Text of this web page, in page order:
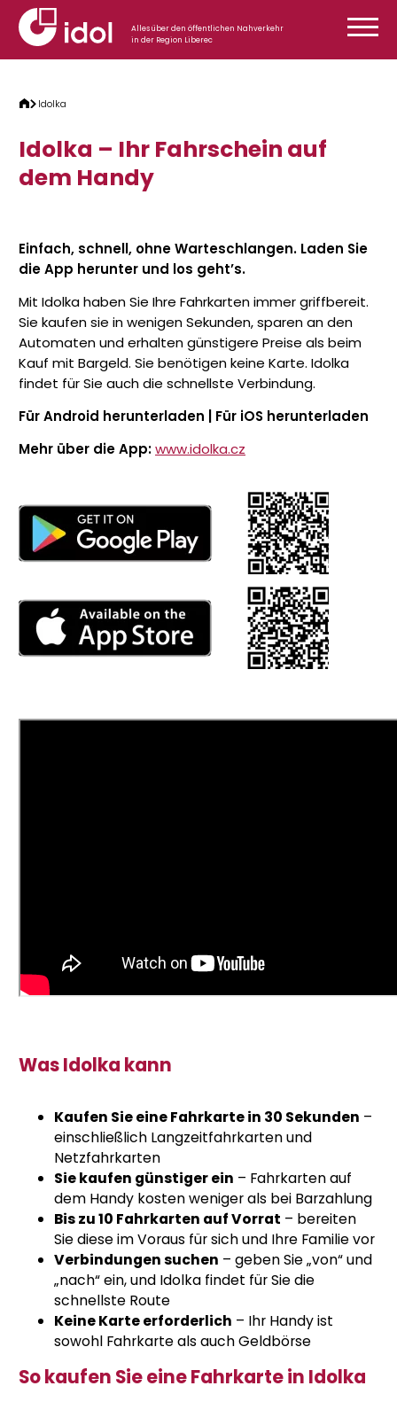
Zum Inhalt springen
Alles über den öffentlichen Nahverkehr
in der Region Liberec
Idolka
Idolka – Ihr Fahrschein auf
dem Handy
Einfach, schnell, ohne Warteschlangen. Laden Sie
die App herunter und los geht’s.
Mit Idolka haben Sie Ihre Fahrkarten immer griffbereit.
Sie kaufen sie in wenigen Sekunden, sparen an den
Automaten und erhalten günstigere Preise als beim
Kauf mit Bargeld. Sie benötigen keine Karte. Idolka
findet für Sie auch die schnellste Verbindung.
Für Android herunterladen | Für iOS herunterladen
Mehr über die App:www.idolka.cz
Was Idolka kann
Kaufen Sie eine Fahrkarte in 30 Sekunden –
einschließlich Langzeitfahrkarten und
Netzfahrkarten
Sie kaufen günstiger ein – Fahrkarten auf
dem Handy kosten weniger als bei Barzahlung
Bis zu 10 Fahrkarten auf Vorrat – bereiten
Sie diese im Voraus für sich und Ihre Familie vor
Verbindungen suchen – geben Sie „von“ und
„nach“ ein, und Idolka findet für Sie die
schnellste Route
Keine Karte erforderlich – Ihr Handy ist
sowohl Fahrkarte als auch Geldbörse
So kaufen Sie eine Fahrkarte in Idolka